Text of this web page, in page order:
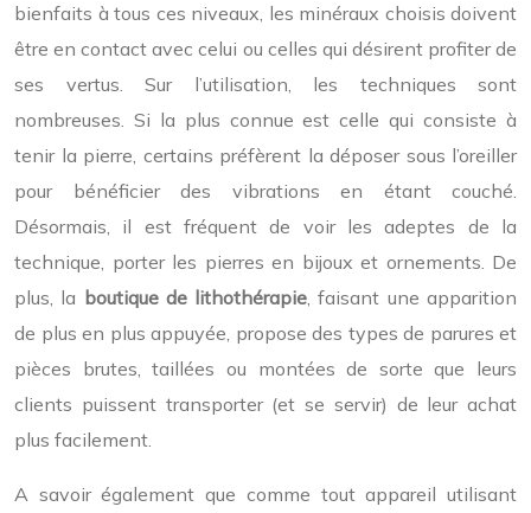
bienfaits à tous ces niveaux, les minéraux choisis doivent
être en contact avec celui ou celles qui désirent profiter de
ses vertus. Sur l’utilisation, les techniques sont
nombreuses. Si la plus connue est celle qui consiste à
tenir la pierre, certains préfèrent la déposer sous l’oreiller
pour bénéficier des vibrations en étant couché.
Désormais, il est fréquent de voir les adeptes de la
technique, porter les pierres en bijoux et ornements. De
plus, la boutique de lithothérapie, faisant une apparition
de plus en plus appuyée, propose des types de parures et
pièces brutes, taillées ou montées de sorte que leurs
clients puissent transporter (et se servir) de leur achat
plus facilement.
A savoir également que comme tout appareil utilisant